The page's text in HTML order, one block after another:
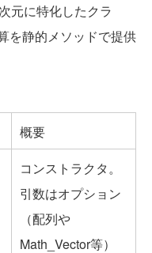
元に特化したクラ
を静的メソッドで提供
概要
コンストラクタ。
引数はオプション
（配列や
Math_Vector等）